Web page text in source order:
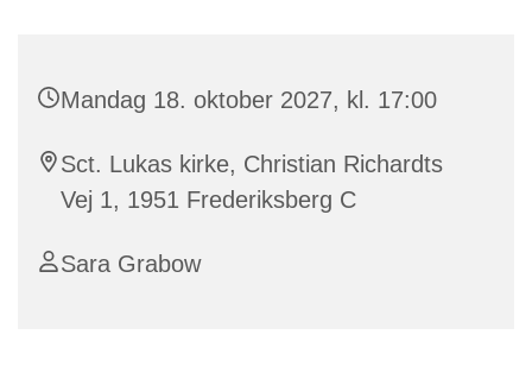
Mandag 18. oktober 2027, kl. 17:00
Sct. Lukas kirke, Christian Richardts
Vej 1, 1951 Frederiksberg C
Sara Grabow